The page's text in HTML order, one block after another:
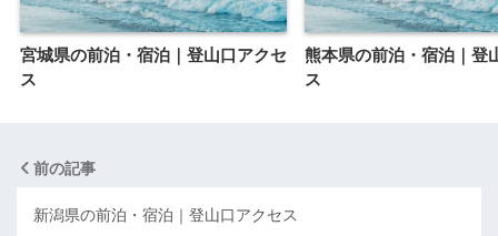
宮城県の前泊・宿泊｜登山口アクセ
ス
熊本県の前泊・宿泊｜登
ス
前の記事
新潟県の前泊・宿泊｜登山口アクセス